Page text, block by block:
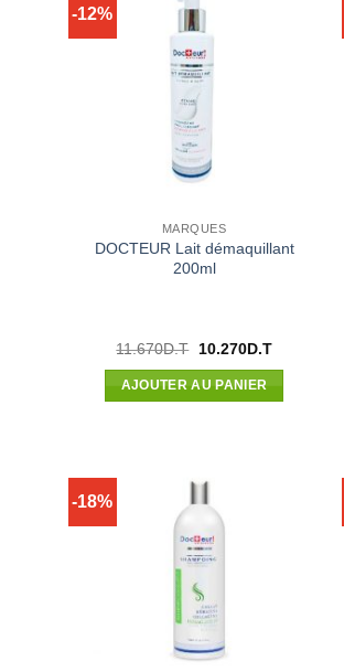
-12%
MARQUES
DOCTEUR Lait démaquillant
200ml
11.670D.T
Le
initial
était :
10.270D.TLe
AJOUTER AU PANIER
-18%